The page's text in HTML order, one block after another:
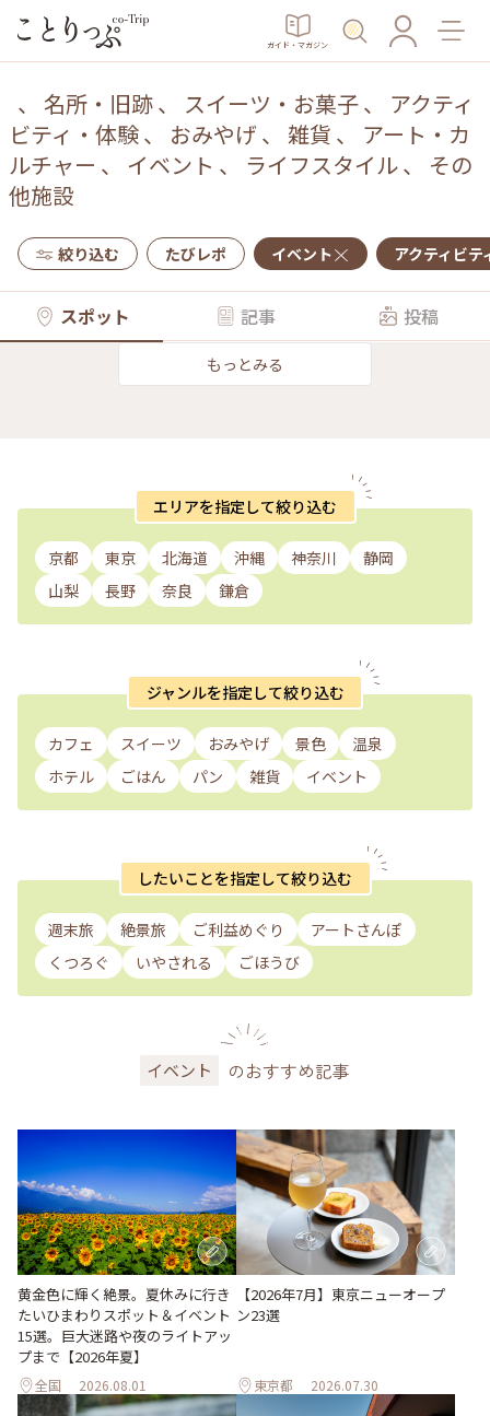
ガイド・マガジン
、 名所・旧跡、 スイーツ・お菓子、 アクティ
ビティ・体験、 おみやげ 、 雑貨 、 アート・カ
ルチャー 、 イベント 、 ライフスタイル、 その
他施設
絞り込む たびレポ イベント アクティビテ
スポット 記事 投稿
もっとみる
エリアを指定して絞り込む
京都 東京 北海道 沖縄 神奈川
静岡
山梨
長野 奈良 鎌倉
ジャンルを指定して絞り込む
カフェ スイーツ おみやげ 景色
温泉
ホテル
ごはん パン 雑貨 イベント
したいことを指定して絞り込む
週末旅 絶景旅 ご利益めぐり
アートさんぽ
くつろぐ
いやされる ごほうび
イベント のおすすめ記事
黄金色に輝く絶景。夏休みに行き
たいひまわりスポット＆イベント
15選。巨大迷路や夜のライトアッ
プまで【2026年夏】
全国 2026.08.01
【2026年7月】東京ニューオープ
ン23選
東京都 2026.07.30